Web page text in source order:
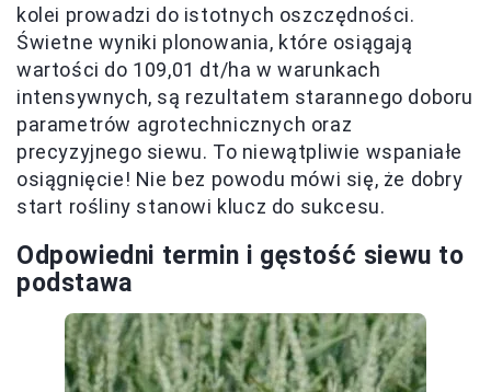
kolei prowadzi do istotnych oszczędności.
Świetne wyniki plonowania, które osiągają
wartości do 109,01 dt/ha w warunkach
intensywnych, są rezultatem starannego doboru
parametrów agrotechnicznych oraz
precyzyjnego siewu. To niewątpliwie wspaniałe
osiągnięcie! Nie bez powodu mówi się, że dobry
start rośliny stanowi klucz do sukcesu.
Odpowiedni termin i gęstość siewu to
podstawa